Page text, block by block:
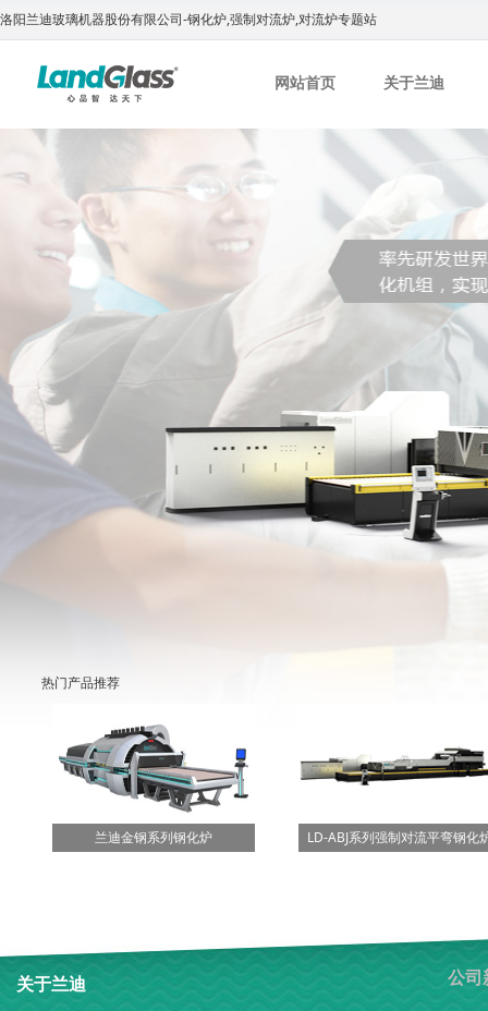
洛阳兰迪玻璃机器股份有限公司-钢化炉,强制对流炉,对流炉专题站
网站首页 关于兰迪
热门产品推荐
兰迪金钢系列钢化炉 LD-ABJ系列强制对流平弯钢化
关于兰迪 公司